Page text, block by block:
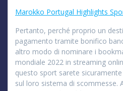
Marokko Portugal Highlights
Pertanto, perché proprio un
pagamento tramite bonifico
altro modo di nominare i
mondiale 2022 in streaming
questo sport sarete
sul loro sistema di scommesse.